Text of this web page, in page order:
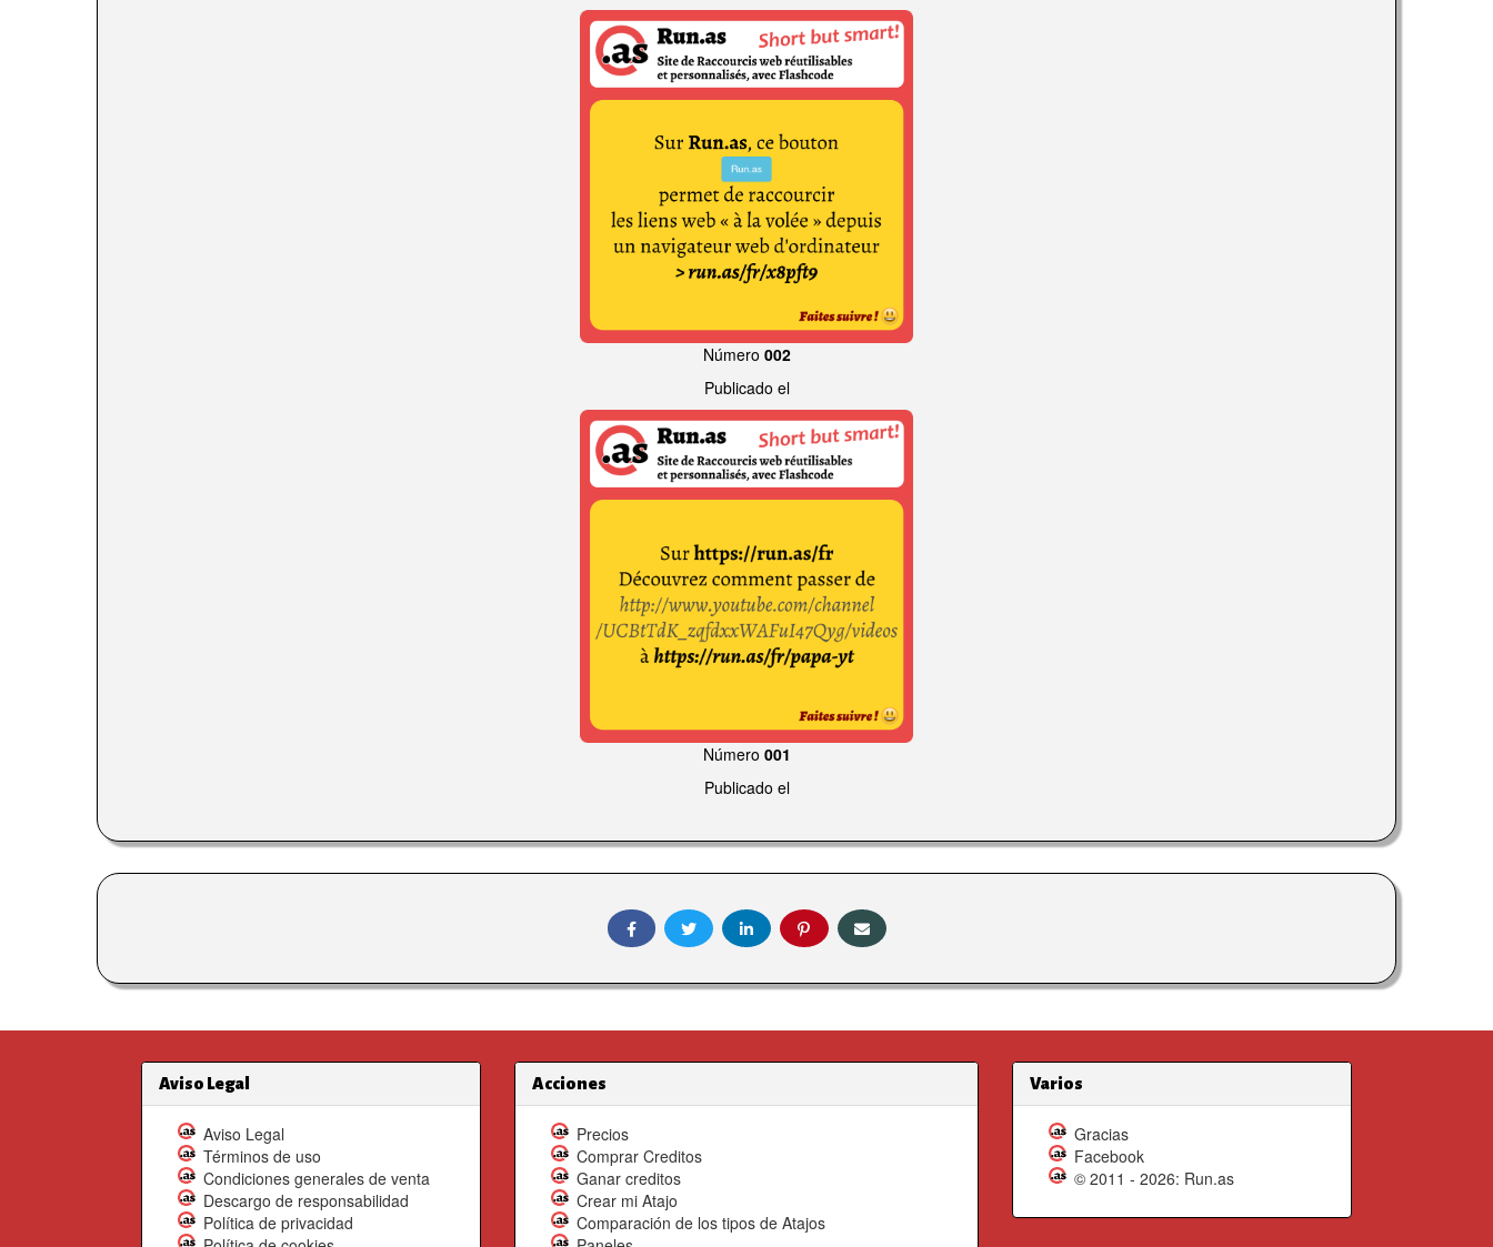
Número 002
Publicado el
Número 001
Publicado el
Aviso Legal
Aviso Legal
Términos de uso
Condiciones generales de venta
Descargo de responsabilidad
Política de privacidad
Acciones
Precios
Comprar Creditos
Ganar creditos
Crear mi Atajo
Comparación de los tipos de Atajos
Varios
Gracias
Facebook
© 2011 - 2026: Run.as